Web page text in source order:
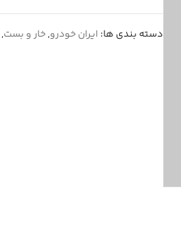
دسته بندی ها: ایران خودرو,خار و بست,